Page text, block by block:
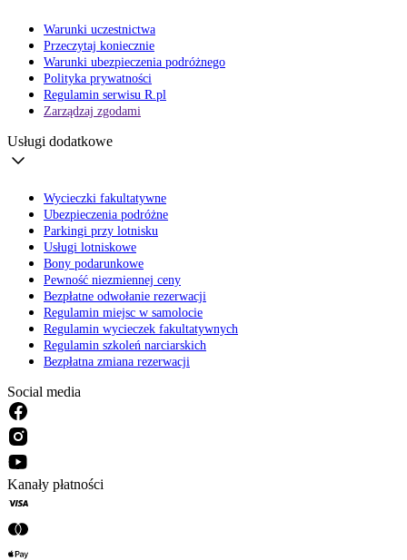
Warunki uczestnictwa
Przeczytaj koniecznie
Warunki ubezpieczenia podróżnego
Polityka prywatności
Regulamin serwisu R.pl
Zarządzaj zgodami
Usługi dodatkowe
Wycieczki fakultatywne
Ubezpieczenia podróżne
Parkingi przy lotnisku
Usługi lotniskowe
Bony podarunkowe
Pewność niezmiennej ceny
Bezpłatne odwołanie rezerwacji
Regulamin miejsc w samolocie
Regulamin wycieczek fakultatywnych
Regulamin szkoleń narciarskich
Bezpłatna zmiana rezerwacji
Social media
Kanały płatności